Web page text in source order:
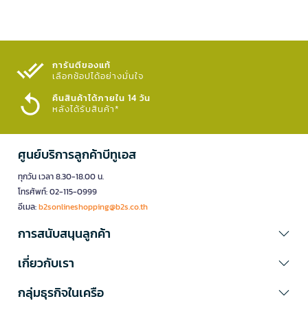
การันตีของแท้
เลือกช้อปได้อย่างมั่นใจ​
คืนสินค้าได้ภายใน 14 วัน
หลังได้รับสินค้า*
ศูนย์บริการลูกค้าบีทูเอส
ทุกวัน เวลา 8.30-18.00 น.
โทรศัพท์: 02-115-0999
อีเมล:b2sonlineshopping@b2s.co.th
การสนับสนุนลูกค้า
เกี่ยวกับเรา
กลุ่มธุรกิจในเครือ